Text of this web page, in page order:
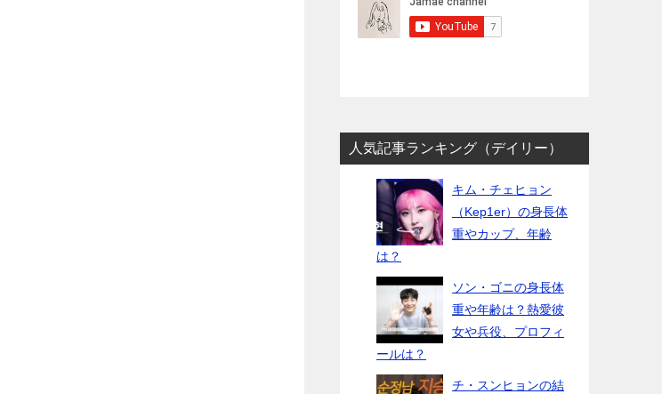
人気記事ランキング（デイリー）
キム・チェヒョン
（Kep1er）の身長体
重やカップ、年齢
は？
ソン・ゴニの身長体
重や年齢は？熱愛彼
女や兵役、プロフィ
ールは？
チ・スンヒョンの結